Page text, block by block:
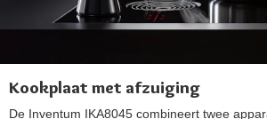
Kookplaat met afzuiging
De Inventum IKA8045 combineert twee